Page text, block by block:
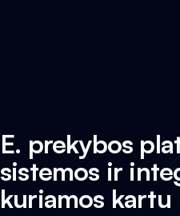
E. prekybos
sistemos ir
kuriamos kartu